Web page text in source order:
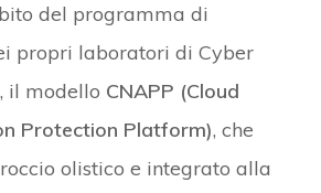
del programma di
propri laboratori di Cyber
il modello CNAPP (Cloud
Protection Platform), che
olistico e integrato alla